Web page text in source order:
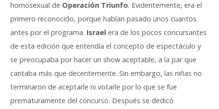
homosexual de Operación Triunfo. Evidentemente, era el
primero reconocido, porque habían pasado unos cuantos
antes por el programa. Israel era de los pocos concursantes
de esta edición que entendía el concepto de espectáculo y
se preocupaba por hacer un show aceptable, a la par que
cantaba más que decentemente. Sin embargo, las niñas no
terminaron de aceptarle ni votarle por lo que se fue
prematuramente del concurso. Después se dedicó